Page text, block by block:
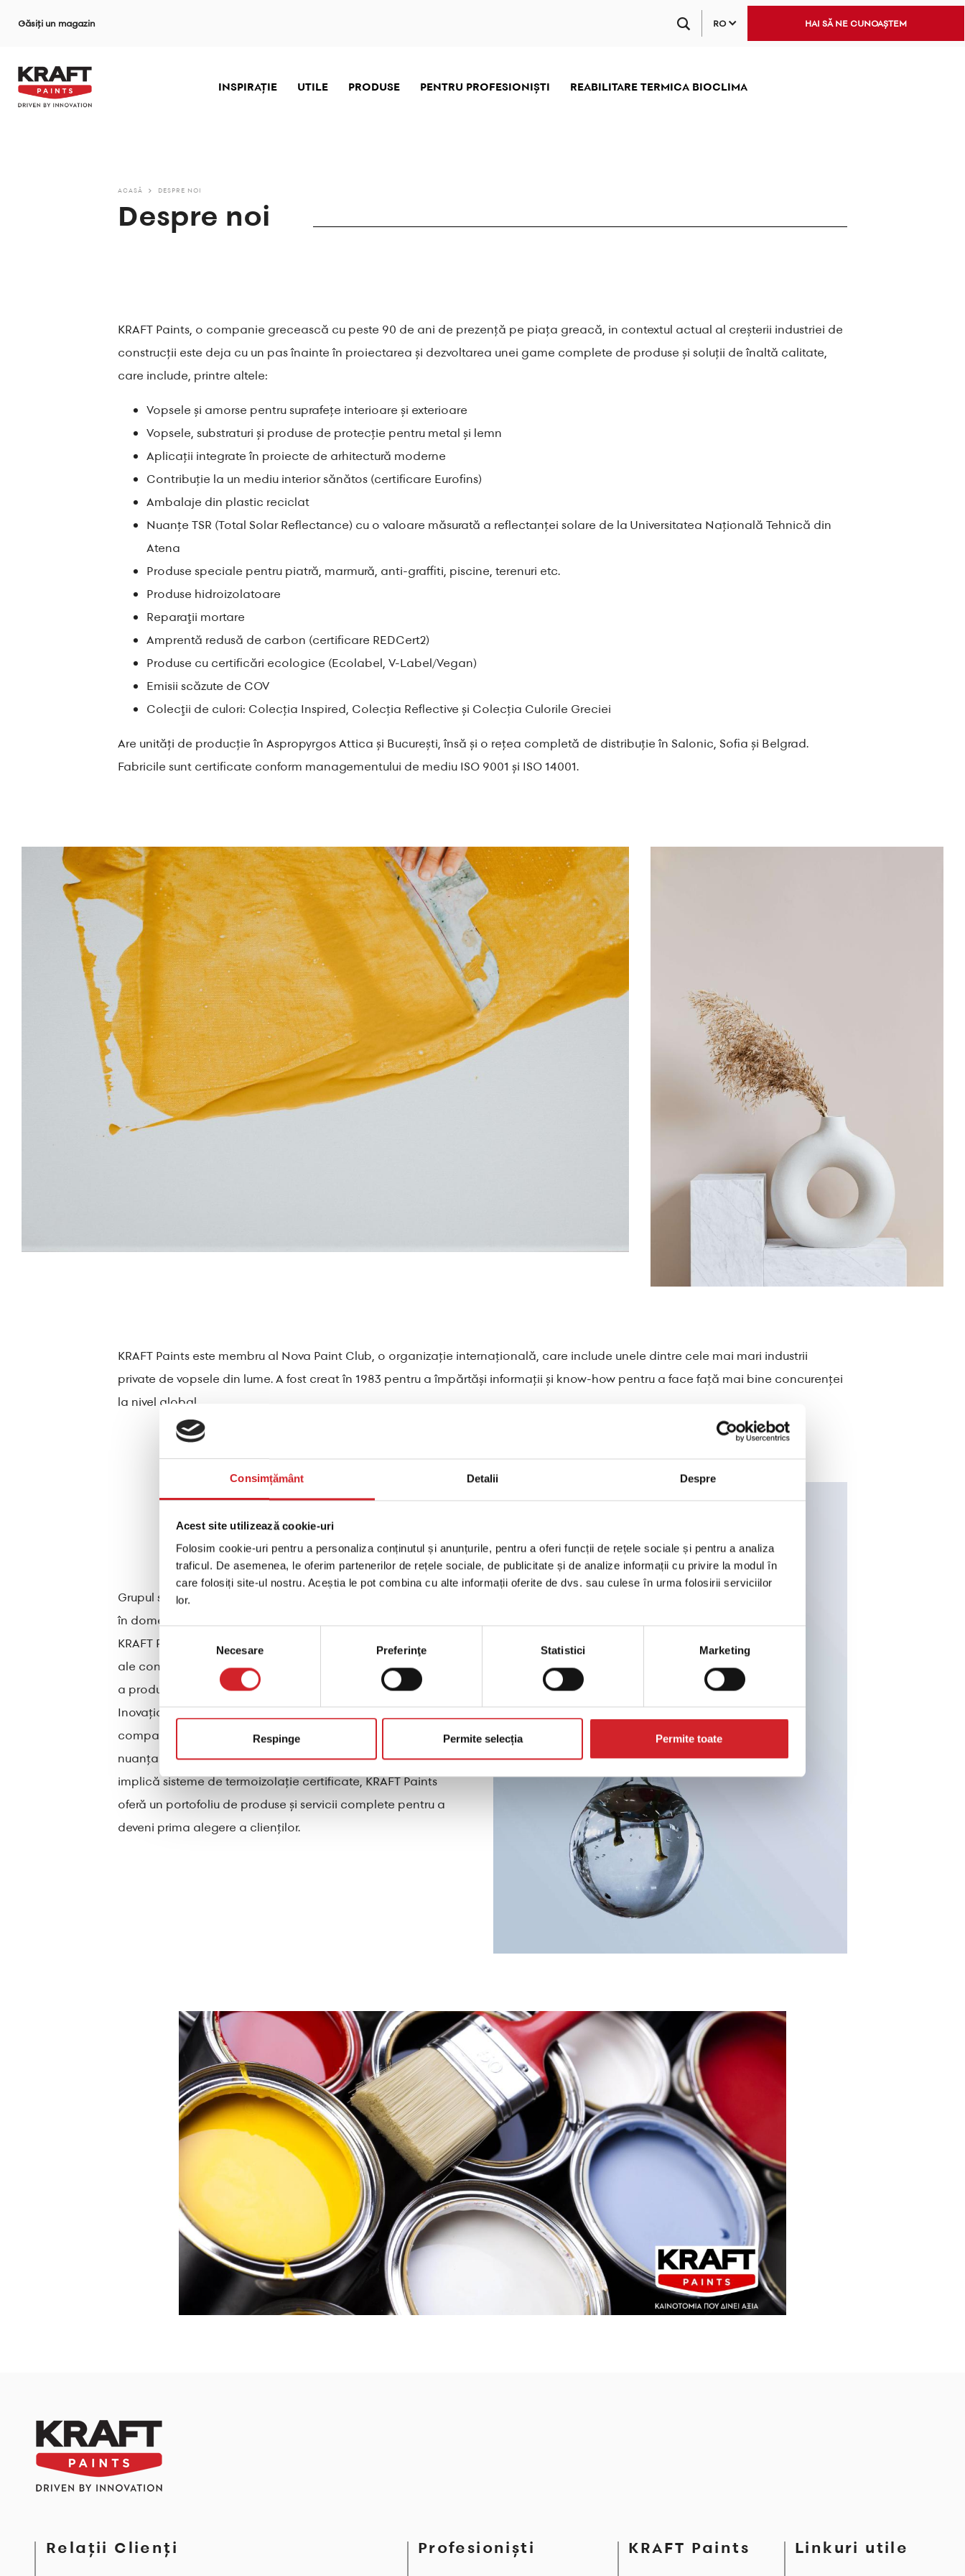
Consimțământ Detalii Despre
Acest site utilizează cookie-uri
Folosim cookie-uri pentru a personaliza conținutul și anunțurile, pentru a oferi funcții de rețele sociale și pentru a analiza
traficul. De asemenea, le oferim partenerilor de rețele sociale, de publicitate și de analize informații cu privire la modul în
care folosiți site-ul nostru. Aceștia le pot combina cu alte informații oferite de dvs. sau culese în urma folosirii serviciilor
lor.
consimțământului
Necesare Preferinţe Statistici Marketing
Respinge Permite selecția Permite toate
Găsiți un magazin RO HAI SĂ NE CUNOAȘTEM
INSPIRAȚIE UTILE PRODUSE PENTRU PROFESIONIŞTI REABILITARE TERMICA BIOCLIMA
ACASĂ DESPRE NOI
Despre noi
KRAFT Paints, o companie grecească cu peste 90 de ani de prezență pe piața greacă, in contextul actual al creșterii industriei de
construcții este deja cu un pas înainte în proiectarea și dezvoltarea unei game complete de produse și soluții de înaltă calitate,
care include, printre altele:
Vopsele și amorse pentru suprafețe interioare și exterioare
Vopsele, substraturi și produse de protecție pentru metal și lemn
Aplicații integrate în proiecte de arhitectură moderne
Contribuție la un mediu interior sănătos (certificare Eurofins)
Ambalaje din plastic reciclat
Nuanțe TSR (Total Solar Reflectance) cu o valoare măsurată a reflectanței solare de la Universitatea Națională Tehnică din
Atena
Produse speciale pentru piatră, marmură, anti-graffiti, piscine, terenuri etc.
Produse hidroizolatoare
Reparaţii mortare
Amprentă redusă de carbon (certificare REDCert2)
Produse cu certificări ecologice (Ecolabel, V-Label/Vegan)
Emisii scăzute de COV
Colecţii de culori: Colecția Inspired, Colecția Reflective și Colecția Culorile Greciei
Are unități de producție în Aspropyrgos Attica și București, însă și o rețea completă de distribuție în Salonic, Sofia și Belgrad.
Fabricile sunt certificate conform managementului de mediu ISO 9001 și ISO 14001.
KRAFT Paints este membru al Nova Paint Club, o organizație internațională, care include unele dintre cele mai mari industrii
private de vopsele din lume. A fost creat în 1983 pentru a împărtăși informații și know-how pentru a face față mai bine concurenței
la nivel global
Grupul se concentrează pe producția de soluții inovatoare
în domeniul vopselelor: vopsele, emailuri, lacuri și mortare.
KRAFT Paints răspunde atât nevoilor profesioniștilor, cât și
ale consumatorilor, făcând întotdeauna o prioritate pentru
a produce materiale de construcții de calitate superioară.
Inovația care aduce valoare este un pilon al valorilor
companiei.. Din modul în care funcționează, sistemul de
nuanțare și produse, dar și cu mărci suplimentare care
implică sisteme de termoizolație certificate, KRAFT Paints
oferă un portofoliu de produse și servicii complete pentru a
deveni prima alegere a clienților.
Relații Clienți Profesionişti KRAFT Paints Linkuri utile